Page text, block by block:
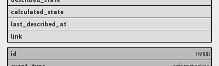
16988